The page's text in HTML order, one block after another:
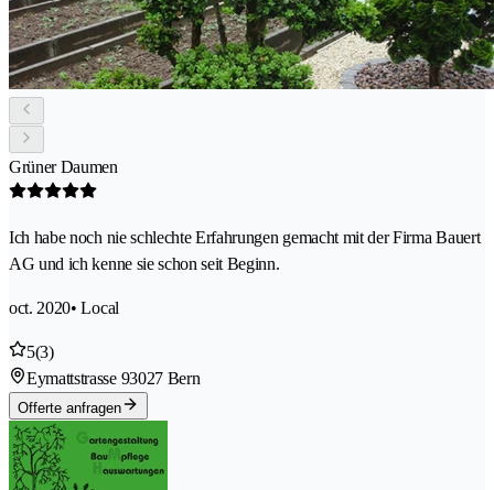
Grüner Daumen
Ich habe noch nie schlechte Erfahrungen gemacht mit der Firma Bauert
AG und ich kenne sie schon seit Beginn.
oct. 2020• Local
5(3)
Eymattstrasse 93027 Bern
Offerte anfragen